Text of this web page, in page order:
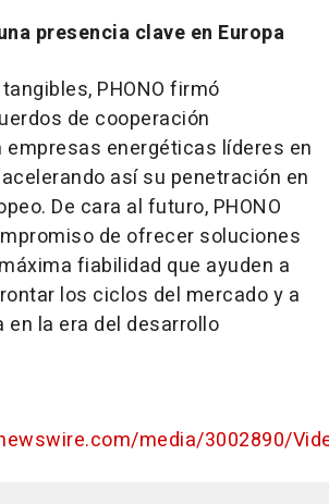
presencia clave en Europa
PHONO firmó
de cooperación
energéticas líderes en
así su penetración en
De cara al futuro, PHONO
de ofrecer soluciones
fiabilidad que ayuden a
los ciclos del mercado y a
en la era del desarrollo
media/3002890/